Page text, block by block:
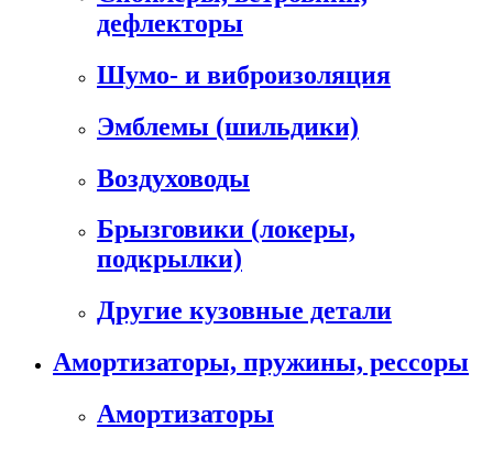
дефлекторы
Шумо- и виброизоляция
Эмблемы (шильдики)
Воздуховоды
Брызговики (локеры,
подкрылки)
Другие кузовные детали
Амортизаторы, пружины, рессоры
Амортизаторы